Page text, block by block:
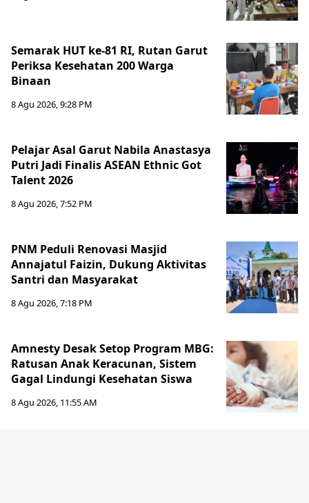
Semarak HUT ke-81 RI, Rutan Garut
Periksa Kesehatan 200 Warga
Binaan
8 Agu 2026, 9:28 PM
Pelajar Asal Garut Nabila Anastasya
Putri Jadi Finalis ASEAN Ethnic Got
Talent 2026
8 Agu 2026, 7:52 PM
PNM Peduli Renovasi Masjid
Annajatul Faizin, Dukung Aktivitas
Santri dan Masyarakat
8 Agu 2026, 7:18 PM
Amnesty Desak Setop Program MBG:
Ratusan Anak Keracunan, Sistem
Gagal Lindungi Kesehatan Siswa
8 Agu 2026, 11:55 AM